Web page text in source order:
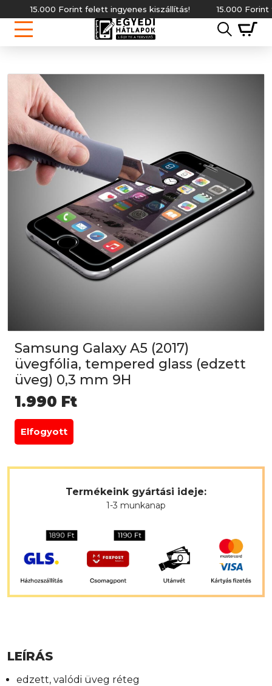
15.000 Forint felett ingyenes kiszállítás! 15.000 Forint
Samsung Galaxy A5 (2017)
üvegfólia, tempered glass (edzett
üveg) 0,3 mm 9H
1.990 Ft
Elfogyott
Termékeink gyártási ideje:
1-3 munkanap
LEÍRÁS
edzett, valódi üveg réteg